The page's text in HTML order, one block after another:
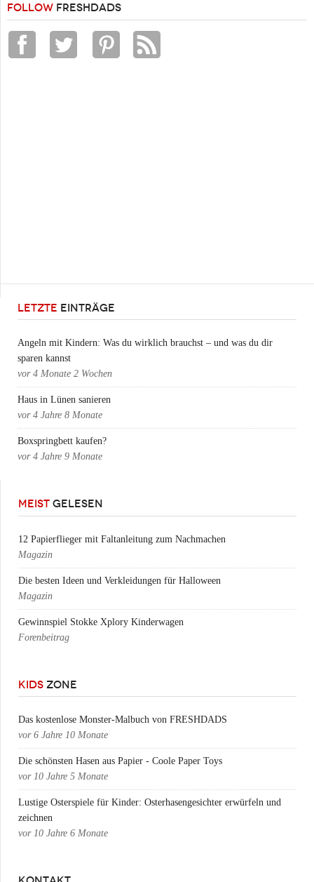
FOLLOW FRESHDADS
LETZTE EINTRÄGE
Angeln mit Kindern: Was du wirklich brauchst – und was du dir
sparen kannst
vor 4 Monate 2 Wochen
Haus in Lünen sanieren
vor 4 Jahre 8 Monate
Boxspringbett kaufen?
vor 4 Jahre 9 Monate
MEIST GELESEN
12 Papierflieger mit Faltanleitung zum Nachmachen
Magazin
Die besten Ideen und Verkleidungen für Halloween
Magazin
Gewinnspiel Stokke Xplory Kinderwagen
Forenbeitrag
KIDS ZONE
Das kostenlose Monster-Malbuch von FRESHDADS
vor 6 Jahre 10 Monate
Die schönsten Hasen aus Papier - Coole Paper Toys
vor 10 Jahre 5 Monate
Lustige Osterspiele für Kinder: Osterhasengesichter erwürfeln und
zeichnen
vor 10 Jahre 6 Monate